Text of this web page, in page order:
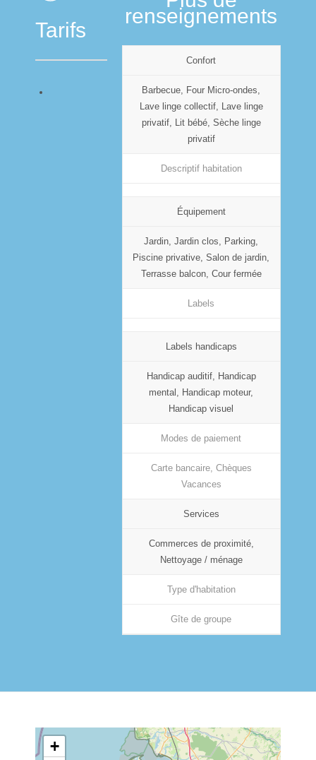
Tarifs
renseignements
Confort
Barbecue, Four Micro-ondes,
Lave linge collectif, Lave linge
privatif, Lit bébé, Sèche linge
privatif
Descriptif habitation
Équipement
Jardin, Jardin clos, Parking,
Piscine privative, Salon de jardin,
Terrasse balcon, Cour fermée
Labels
Labels handicaps
Handicap auditif, Handicap
mental, Handicap moteur,
Handicap visuel
Modes de paiement
Carte bancaire, Chèques
Vacances
Services
Commerces de proximité,
Nettoyage / ménage
Type d'habitation
Gîte de groupe
+